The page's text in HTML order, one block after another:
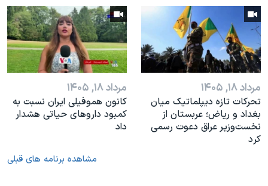
مرداد ۱۸, ۱۴۰۵
تحرکات تازه دیپلماتیک میان
بغداد و ریاض؛ عربستان از
نخست‌وزیر عراق دعوت رسمی
کرد
مرداد ۱۸, ۱۴۰۵
کانون هموفیلی ایران نسبت به
کمبود داروهای حیاتی هشدار
داد
مشاهده برنامه های قبلی